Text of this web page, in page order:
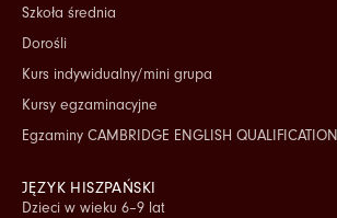
Szkoła średnia
Dorośli
Kurs indywidualny/mini grupa
Kursy egzaminacyjne
Egzaminy CAMBRIDGE ENGLISH
JĘZYK HISZPAŃSKI
Dzieci w wieku 6–9 lat